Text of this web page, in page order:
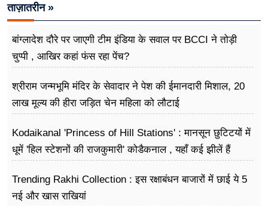
ताज़ातरीन »
बांग्लादेश दौरे पर जाएगी टीम इंडिया के सवाल पर BCCI ने तोड़ी
चुप्पी , आखिर कहां फंस रहा पेंच?
श्रीराम जन्मभूमि मंदिर के सेवादार ने पेश की ईमानदारी मिशाल, 20
लाख मूल्य की हीरा जड़ित चेन महिला को लौटाई
Kodaikanal 'Princess of Hill Stations' : मानसून छुटिटयों में
धूमें 'हिल स्टेशनों की राजकुमारी' कोडैकनाल , यहाँ कई झीलें हैं
Trending Rakhi Collection : इस रक्षाबंधन बाजारों में छाई ये 5
नई और खास राखियां